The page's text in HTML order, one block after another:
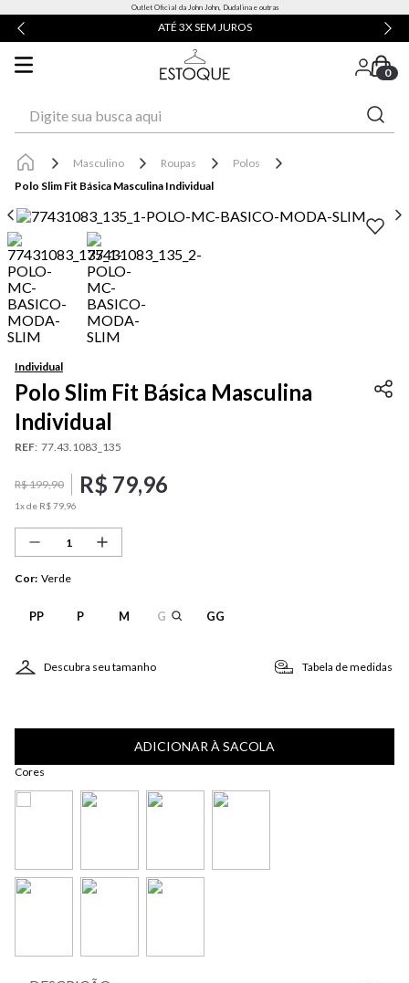
Outlet Oficial da John John, Dudalina e outras
ATÉ 3X SEM JUROS
0
Masculino Roupas
Polos
Polo Slim Fit Básica Masculina Individual
Individual
Polo Slim Fit Básica Masculina
Individual
REF: 77.43.1083_135
R$199,90 R$ 79,96
1x de R$79 96
Cor: Verde
PP P M G GG
Descubra seu tamanho Tabela de medidas
ADICIONAR À SACOLA
Cores